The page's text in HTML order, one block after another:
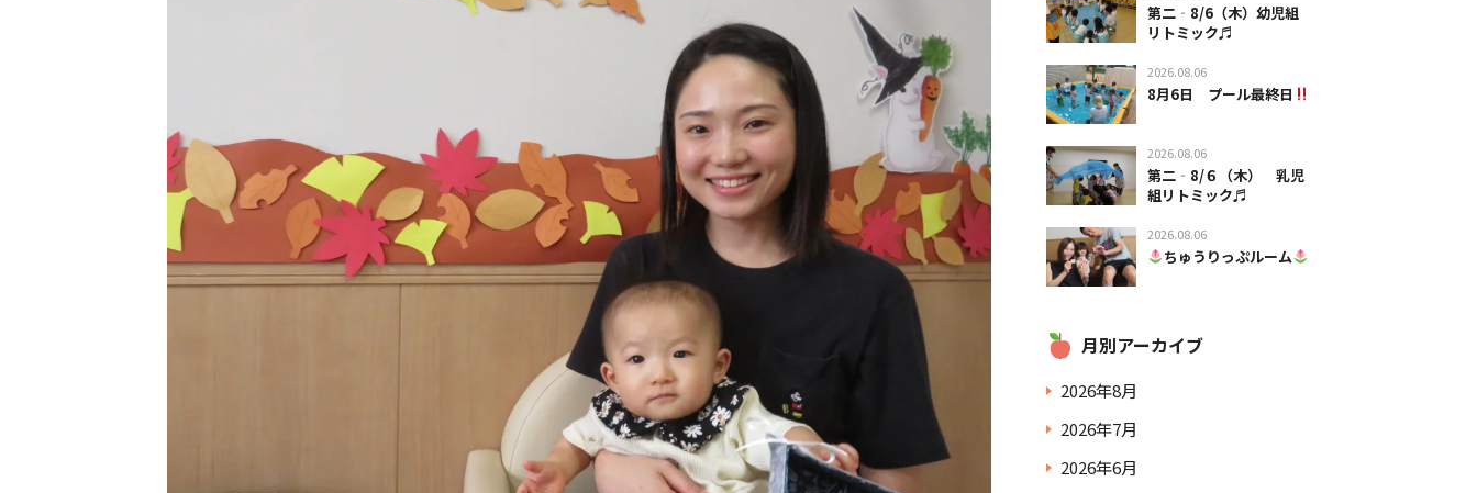
第二‐8/6（木）幼児組
リトミック♬
2026.08.06
8月6日 プール最終日
2026.08.06
第二‐8/６（木） 乳児
組リトミック♬
2026.08.06
ちゅうりっぷルーム
月別アーカイブ
2026年8月
2026年7月
2026年6月